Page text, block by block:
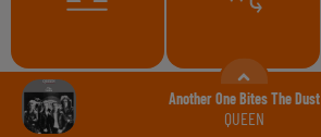
Another One Bites The Dust
QUEEN
Balance Scorpion